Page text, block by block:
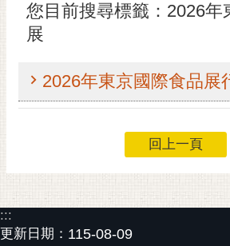
市府動態
市府團隊
市民互動
黃
您目前搜尋標籤：2026年
展
2026年東京國際食品展
回上一頁
:::
更新日期： 115-08-09